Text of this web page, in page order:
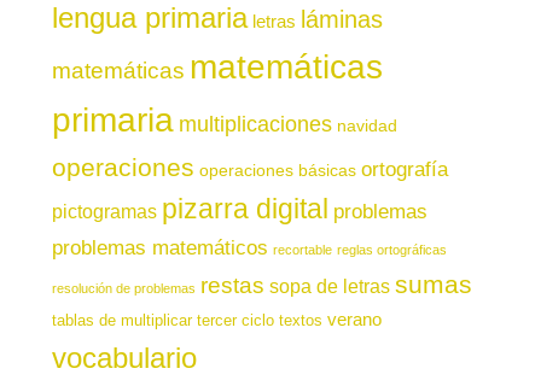
lengua primaria letras láminas
matemáticas matemáticas
primaria multiplicaciones navidad
operaciones operaciones básicas ortografía
pictogramas pizarra digital problemas
problemas matemáticos recortable reglas ortográficas
resolución de problemas restas sopa de letras sumas
tablas de multiplicar tercer ciclo textos verano
vocabulario